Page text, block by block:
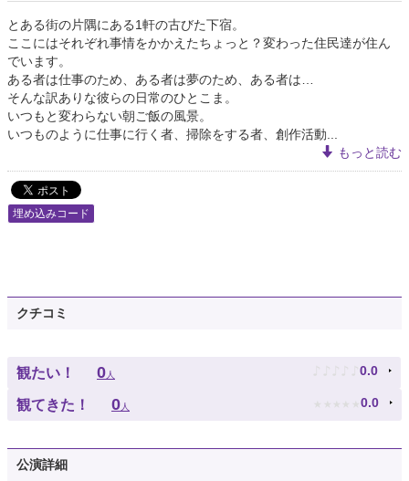
とある街の片隅にある1軒の古びた下宿。
ここにはそれぞれ事情をかかえたちょっと？変わった住民達が住ん
でいます。
ある者は仕事のため、ある者は夢のため、ある者は…
そんな訳ありな彼らの日常のひとこま。
いつもと変わらない朝ご飯の風景。
いつものように仕事に行く者、掃除をする者、創作活動...
もっと読む
埋め込みコード
クチコミ
観たい！ 0人 ♪ ♪ ♪ ♪ ♪ 0.0
観てきた！ 0人 ★ ★ ★ ★ ★ 0.0
公演詳細